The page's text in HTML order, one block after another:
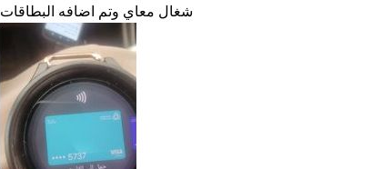
شغال معاي وتم اضافه البطاقات